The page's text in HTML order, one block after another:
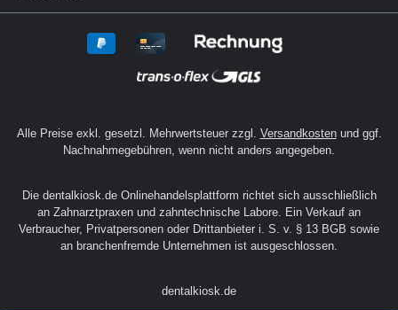
Alle Preise exkl. gesetzl. Mehrwertsteuer zzgl. Versandkostenund ggf.
Nachnahmegebühren, wenn nicht anders angegeben.
Die dentalkiosk.de Onlinehandelsplattform richtet sich ausschließlich
an Zahnarztpraxen und zahntechnische Labore. Ein Verkauf an
Verbraucher, Privatpersonen oder Drittanbieter i. S. v. § 13 BGB sowie
an branchenfremde Unternehmen ist ausgeschlossen.
dentalkiosk.de